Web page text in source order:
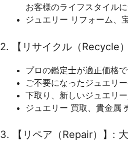
お客様のライフスタイル
ジュエリー リフォーム、
2. 【リサイクル（Recycle
プロの鑑定士が適正価格で
ご不要になったジュエリ
下取り、新しいジュエリ
ジュエリー 買取、貴金属
3. 【リペア（Repair）】: